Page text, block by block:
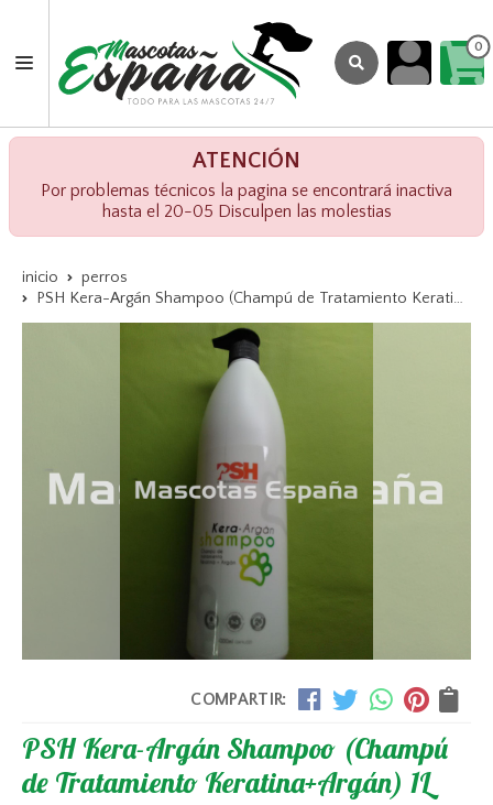
0
ATENCIÓN
Por problemas técnicos la pagina se encontrará inactiva
hasta el 20-05 Disculpen las molestias
inicio
perros
PSH Kera-Argán Shampoo (Champú de Tratamiento Keratina+Argán) 1L
COMPARTIR:
PSH Kera-Argán Shampoo (Champú
de Tratamiento Keratina+Argán) 1L